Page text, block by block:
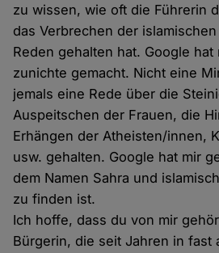
zu wissen, wie oft die Führerin
das Verbrechen der
Reden gehalten hat. Google
zunichte gemacht. Nicht eine
jemals eine Rede über die
Auspeitschen der Frauen, die
Erhängen der Atheisten/innen,
usw. gehalten. Google hat mir
dem Namen Sahra und
zu finden ist.
Ich hoffe, dass du von mir
Bürgerin, die seit Jahren in fast